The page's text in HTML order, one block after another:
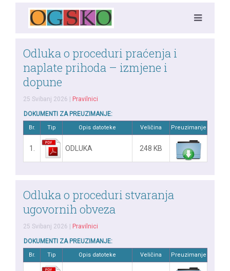
Odluka o proceduri praćenja i
naplate prihoda – izmjene i
dopune
25 Svibanj 2026 Pravilnici
DOKUMENTI ZA PREUZIMANJE:
Br. Tip Opis datoteke Veličina Preuzimanje
1. ODLUKA 248 KB
Odluka o proceduri stvaranja
ugovornih obveza
25 Svibanj 2026 Pravilnici
DOKUMENTI ZA PREUZIMANJE:
Br. Tip Opis datoteke Veličina Preuzimanje